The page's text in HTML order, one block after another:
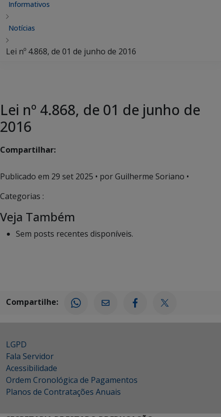
Informativos
Notícias
Lei nº 4.868, de 01 de junho de 2016
Lei nº 4.868, de 01 de junho de
2016
Compartilhar:
Publicado em 29 set 2025 • por Guilherme Soriano •
Categorias :
Veja Também
Sem posts recentes disponíveis.
Compartilhe:
LGPD
Fala Servidor
Acessibilidade
Ordem Cronológica de Pagamentos
Planos de Contratações Anuais